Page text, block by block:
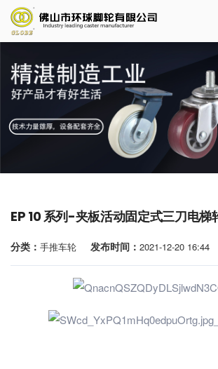
EP 10 系列-夹板活动固定式三刀电梯
分类： 手推车轮 发布时间： 2021-12-20 16:44